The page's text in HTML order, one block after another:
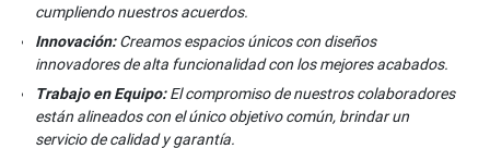
cumpliendo nuestros acuerdos.
Innovación:Creamos espacios únicos con diseños
innovadores de alta funcionalidad con los mejores acabados.
Trabajo en Equipo:El compromiso de nuestros colaboradores
están alineados con el único objetivo común, brindar un
servicio de calidad y garantía.